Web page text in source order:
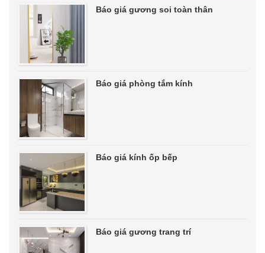
Báo giá gương soi toàn thân
Báo giá phòng tắm kính
Báo giá kính ốp bếp
Báo giá gương trang trí